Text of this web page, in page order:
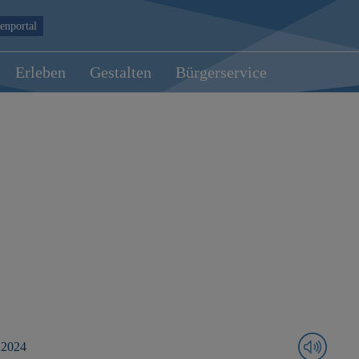
Erleben Gestalten Bürgerservice